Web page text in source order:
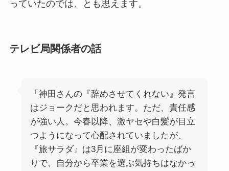
っていたのでは、とも思えます。
テレビ局関係者の話
「神田さんの『辞めさせてくれない』発言
はジョークだと思われます。ただ、責任感
が強い人。今春以降、激ヤセや白髪が目立
つようになって心配されていましたが、
『旅サラダ』は3月に座組が変わったばか
りで、自分から卒業を選ぶ気持ちはなかっ